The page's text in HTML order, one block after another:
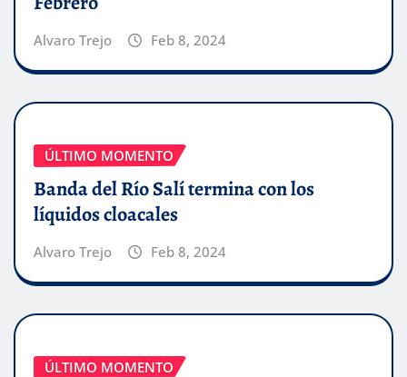
Alvaro Trejo Feb 8, 2024
ÚLTIMO MOMENTO
Banda del Río Salí termina con los
líquidos cloacales
Alvaro Trejo Feb 8, 2024
ÚLTIMO MOMENTO